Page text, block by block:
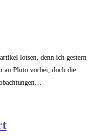
lotsen, denn ich gestern
an Pluto vorbei, doch die